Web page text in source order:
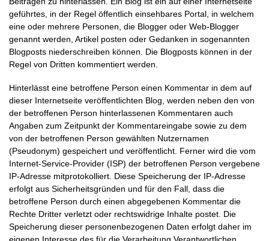
geführtes, in der Regel öffentlich einsehbares Portal, in welchem
eine oder mehrere Personen, die Blogger oder Web-Blogger
genannt werden, Artikel posten oder Gedanken in sogenannten
Blogposts niederschreiben können. Die Blogposts können in der
Regel von Dritten kommentiert werden.
Hinterlässt eine betroffene Person einen Kommentar in dem auf
dieser Internetseite veröffentlichten Blog, werden neben den von
der betroffenen Person hinterlassenen Kommentaren auch
Angaben zum Zeitpunkt der Kommentareingabe sowie zu dem
von der betroffenen Person gewählten Nutzernamen
(Pseudonym) gespeichert und veröffentlicht. Ferner wird die vom
Internet-Service-Provider (ISP) der betroffenen Person vergebene
IP-Adresse mitprotokolliert. Diese Speicherung der IP-Adresse
erfolgt aus Sicherheitsgründen und für den Fall, dass die
betroffene Person durch einen abgegebenen Kommentar die
Rechte Dritter verletzt oder rechtswidrige Inhalte postet. Die
Speicherung dieser personenbezogenen Daten erfolgt daher im